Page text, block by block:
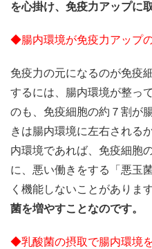
を心掛け、免疫力アップに
◆腸内環境が免疫力アップ
免疫力の元になるのが免疫
するには、腸内環境が整っ
のも、免疫細胞の約７割が
きは腸内環境に左右される
内環境であれば、免疫細胞
に、悪い働きをする「悪玉
く機能しないことがあります
菌を増やすことなのです。
◆乳酸菌の摂取で腸内環境